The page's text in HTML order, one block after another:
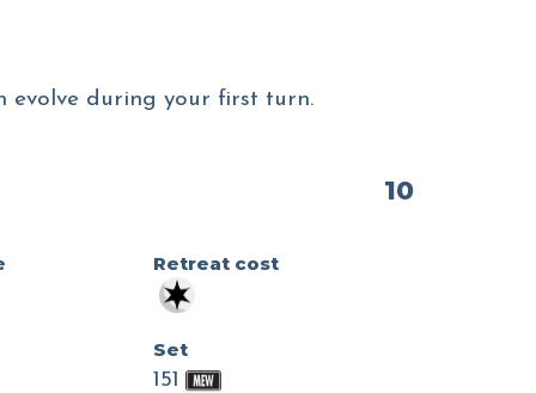
evolve during your first turn.
10
Retreat cost
Set
151